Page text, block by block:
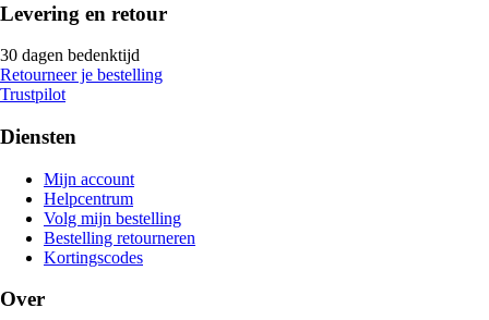
Levering en retour
30 dagen bedenktijd
Retourneer je bestelling
Trustpilot
Diensten
Mijn account
Helpcentrum
Volg mijn bestelling
Bestelling retourneren
Kortingscodes
Over